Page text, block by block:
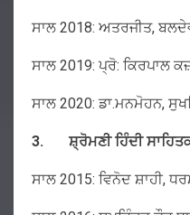
ਸਾਲ 2018: ਅਤਰਜੀਤ,
ਸਾਲ 2019: ਪ੍ਰੋ: ਕਿਰਪਾਲ
ਸਾਲ 2020: ਡਾ.ਮਨਮੋਹਨ,
3. ਸ਼੍ਰੋਮਣੀ ਹਿੰਦੀ
ਸਾਲ 2015: ਵਿਨੋਦ ਸ਼ਾਹੀ,